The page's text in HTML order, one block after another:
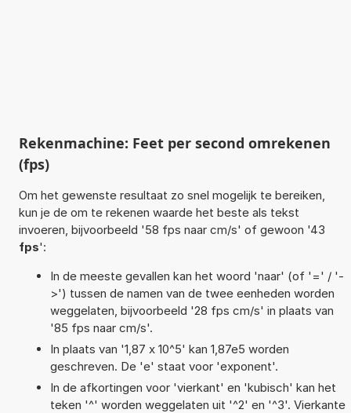
Rekenmachine: Feet per second omrekenen
(fps)
Om het gewenste resultaat zo snel mogelijk te bereiken,
kun je de om te rekenen waarde het beste als tekst
invoeren, bijvoorbeeld '58 fps naar cm/s' of gewoon '43
fps':
In de meeste gevallen kan het woord 'naar' (of '=' / '-
>') tussen de namen van de twee eenheden worden
weggelaten, bijvoorbeeld '28 fps cm/s' in plaats van
'85 fps naar cm/s'.
In plaats van '1,87 x 10^5' kan 1,87e5 worden
geschreven. De 'e' staat voor 'exponent'.
In de afkortingen voor 'vierkant' en 'kubisch' kan het
teken '^' worden weggelaten uit '^2' en '^3'. Vierkante